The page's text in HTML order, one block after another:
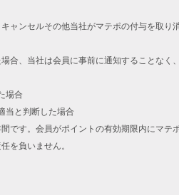
ャンセルその他当社がマテポの付与を取
、当社は会員に事前に通知することなく
場合
当と判断した場合
す。会員がポイントの有効期限内にマテ
を負いません。